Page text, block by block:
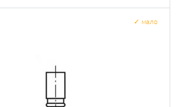
мало